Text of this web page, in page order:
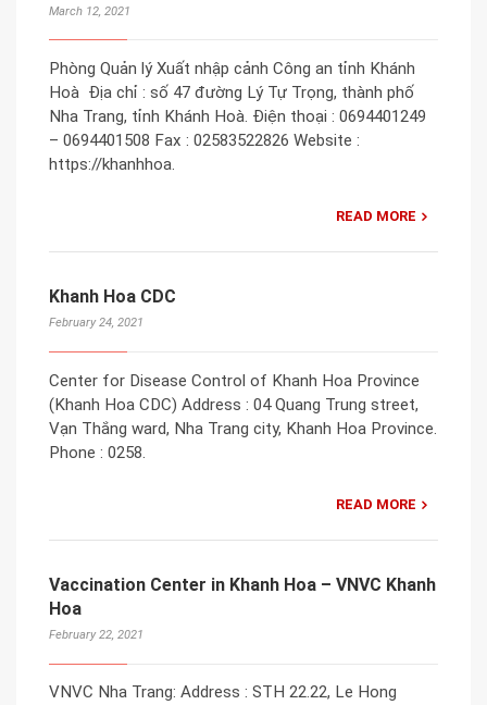
March 12, 2021
Phòng Quản lý Xuất nhập cảnh Công an tỉnh Khánh
Hoà Địa chỉ : số 47 đường Lý Tự Trọng, thành phố
Nha Trang, tỉnh Khánh Hoà. Điện thoại : 0694401249
– 0694401508 Fax : 02583522826 Website :
https://khanhhoa.
READ MORE
Khanh Hoa CDC
February 24, 2021
Center for Disease Control of Khanh Hoa Province
(Khanh Hoa CDC) Address : 04 Quang Trung street,
Vạn Thắng ward, Nha Trang city, Khanh Hoa Province.
Phone : 0258.
READ MORE
Vaccination Center in Khanh Hoa – VNVC Khanh
Hoa
February 22, 2021
VNVC Nha Trang: Address : STH 22.22, Le Hong